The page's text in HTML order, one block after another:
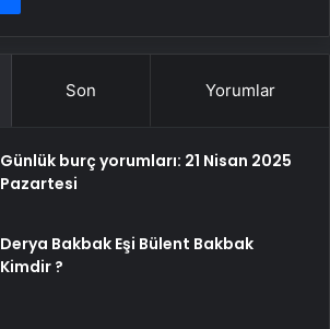
Son Yorumlar
Günlük burç yorumları: 21 Nisan 2025
Pazartesi
Derya Bakbak Eşi Bülent Bakbak
Kimdir ?